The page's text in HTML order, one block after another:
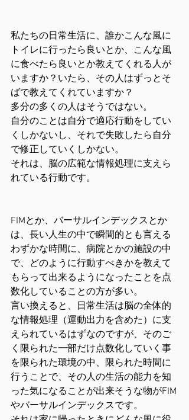
私たちの日常生活に、誰かこんな風に
トイレに行ったら良いとか、こんな風
に食べたら良いとか教えてくれる人が
いますか？いたら、その人はずっとそ
ばで教えてくれていますか？
多分の多くの人はそうではない。
自分のことは自分で適応行動をしてい
くしかないし、それで失敗したら自分
で修正していくしかない。
それは、脳の広範な情報処理に支えら
れている行動です。
FIMとか、バーサルインデックスとか
は、長い人生の中で瞬間的とも言える
わずかな時間に、病院とかの施設の中
で、どのように行動すべきかを教えて
もらって出来るようになったことを点
数化していることの方が多い。
言い換えると、日常生活は脳の全体的
な情報処理（運動出力を含めた）に支
えられているはずなのですが、そのご
く限られた一部だけ点数化していく事
を限られた環境の中、限られた時間に
行うことで、その人の生活の能力を知
った気になることが出来そうな物がFIM
やバーサルインデックスです。